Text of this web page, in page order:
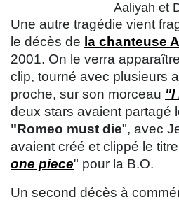
Aaliyah et
Une autre tragédie vient
le décès de la chanteuse
2001. On le verra
clip, tourné avec plusieurs
proche, sur son morceau "I
deux stars avaient partagé
"Romeo must die", avec
avaient créé et clippé le titre
one piece" pour la B.O.
Un second décès à